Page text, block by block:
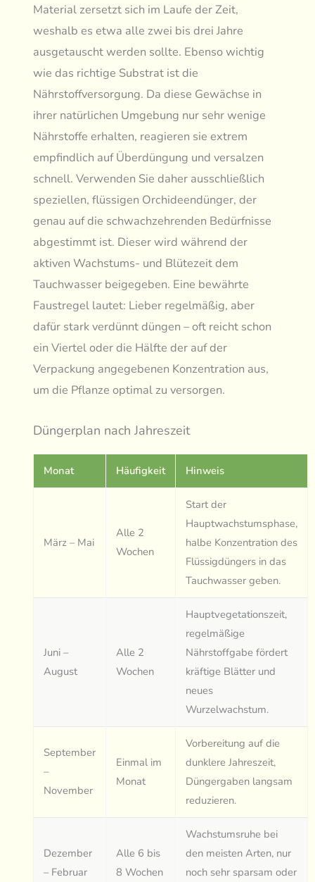
Material zersetzt sich im Laufe der Zeit,
weshalb es etwa alle zwei bis drei Jahre
ausgetauscht werden sollte. Ebenso wichtig
wie das richtige Substrat ist die
Nährstoffversorgung. Da diese Gewächse in
ihrer natürlichen Umgebung nur sehr wenige
Nährstoffe erhalten, reagieren sie extrem
empfindlich auf Überdüngung und versalzen
schnell. Verwenden Sie daher ausschließlich
speziellen, flüssigen Orchideendünger, der
genau auf die schwachzehrenden Bedürfnisse
abgestimmt ist. Dieser wird während der
aktiven Wachstums- und Blütezeit dem
Tauchwasser beigegeben. Eine bewährte
Faustregel lautet: Lieber regelmäßig, aber
dafür stark verdünnt düngen – oft reicht schon
ein Viertel oder die Hälfte der auf der
Verpackung angegebenen Konzentration aus,
um die Pflanze optimal zu versorgen.
Düngerplan nach Jahreszeit
Monat Häufigkeit Hinweis
März – Mai
Alle 2
Wochen
Start der
Hauptwachstumsphase,
halbe Konzentration des
Flüssigdüngers in das
Tauchwasser geben.
Juni –
August
Alle 2
Wochen
Hauptvegetationszeit,
regelmäßige
Nährstoffgabe fördert
kräftige Blätter und
neues
Wurzelwachstum.
September
–
November
Einmal im
Monat
Vorbereitung auf die
dunklere Jahreszeit,
Düngergaben langsam
reduzieren.
Dezember
– Februar
Alle 6 bis
8 Wochen
Wachstumsruhe bei
den meisten Arten, nur
noch sehr sparsam oder